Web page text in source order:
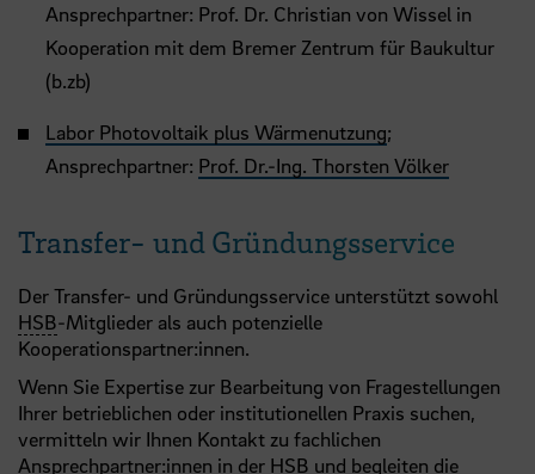
Ansprechpartner: Prof. Dr. Christian von Wissel in
Kooperation mit dem Bremer Zentrum für Baukultur
(b.zb)
Labor Photovoltaik plus Wärmenutzung;
Ansprechpartner: Prof. Dr.-Ing. Thorsten Völker
Transfer- und Gründungsservice
Der Transfer- und Gründungsservice unterstützt sowohl
HSB-Mitglieder als auch potenzielle
Kooperationspartner:innen.
Wenn Sie Expertise zur Bearbeitung von Fragestellungen
Ihrer betrieblichen oder institutionellen Praxis suchen,
vermitteln wir Ihnen Kontakt zu fachlichen
Ansprechpartner:innen in der HSB und begleiten die